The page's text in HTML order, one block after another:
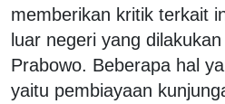
memberikan kritik terkait
luar negeri yang
Prabowo. Beberapa hal
yaitu pembiayaan